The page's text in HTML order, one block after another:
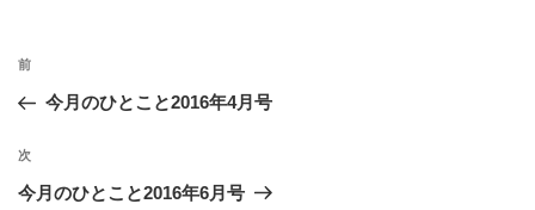
投
ナ
ビ
ゲ
前
の
稿
前
今月のひとこと2016年4月号
次
の
次
今月のひとこと2016年6月号